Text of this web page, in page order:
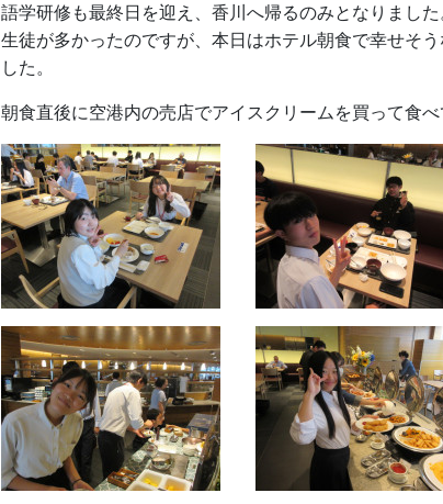
語学研修も最終日を迎え、香川へ帰るのみとなりまし
生徒が多かったのですが、本日はホテル朝食で幸せそ
した。
朝食直後に空港内の売店でアイスクリームを買って食